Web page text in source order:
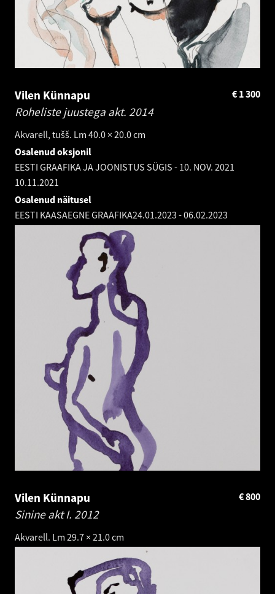
Vilen Künnapu
Roheliste juustega akt. 2014
Akvarell, tušš. Lm 40.0 × 20.0 cm
1 300
€
Osalenud oksjonil
EESTI GRAAFIKA JA JOONISTUS SÜGIS - 10. NOV. 2021
10.11.2021
Osalenud näitusel
EESTI KAASAEGNE GRAAFIKA24.01.2023 -06.02.2023
Vilen Künnapu
Sinine akt I. 2012
Akvarell. Lm 29.7 × 21.0 cm
800
€